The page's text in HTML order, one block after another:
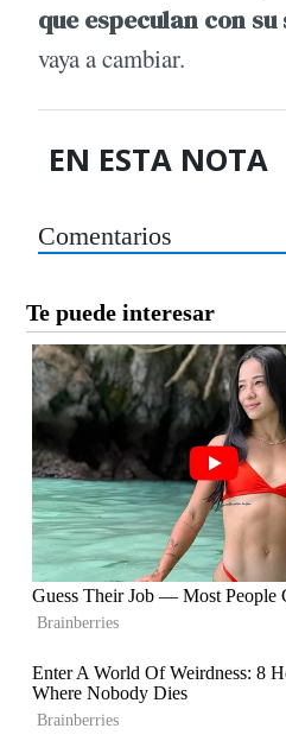
que especulan con
vaya a cambiar.
EN ESTA NOTA
Comentarios